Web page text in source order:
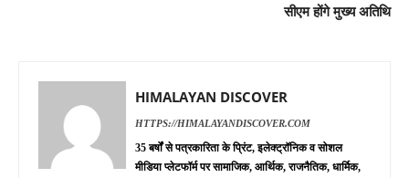
सीएम होंगे मुख्य अतिथि
HIMALAYAN DISCOVER
HTTPS://HIMALAYANDISCOVER.COM
35 बर्षों से पत्रकारिता के प्रिंट, इलेक्ट्रॉनिक व सोशल
मीडिया प्लेटफॉर्म पर सामाजिक, आर्थिक, राजनैतिक, धार्मिक,